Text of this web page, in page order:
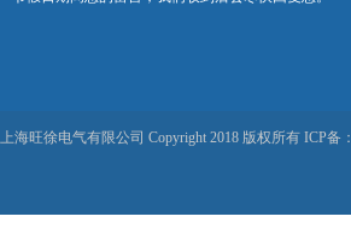
上海旺徐电气有限公司 Copyright 2018 版权所有 ICP备：